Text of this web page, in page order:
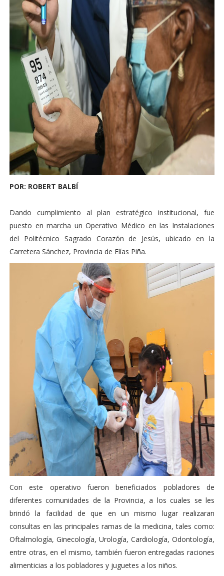
POR: ROBERT BALBÍ
Dando cumplimiento al plan estratégico institucional, fue
puesto en marcha un Operativo Médico en las Instalaciones
del Politécnico Sagrado Corazón de Jesús, ubicado en la
Carretera Sánchez, Provincia de Elías Piña.
Con este operativo fueron beneficiados pobladores de
diferentes comunidades de la Provincia, a los cuales se les
brindó la facilidad de que en un mismo lugar realizaran
consultas en las principales ramas de la medicina, tales como:
Oftalmología, Ginecología, Urología, Cardiología, Odontología,
entre otras, en el mismo, también fueron entregadas raciones
alimenticias a los pobladores y juguetes a los niños.